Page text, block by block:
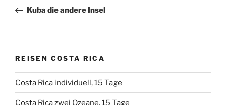
Beitrag
Kuba die andere Insel
REISEN COSTA RICA
Costa Rica individuell, 15 Tage
Costa Rica zwei Ozeane, 15 Tage